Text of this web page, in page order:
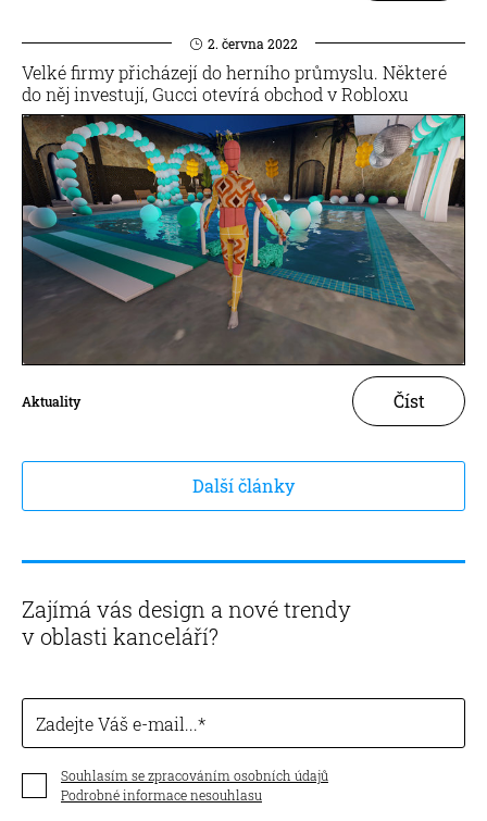
2. června 2022
Velké firmy přicházejí do herního průmyslu. Některé
do něj investují, Gucci otevírá obchod v Robloxu
Aktuality Číst
Další články
Zajímá vás design a nové trendy
v oblasti kanceláří?
Zadejte Váš e-mail...
Souhlasím se zpracováním osobních údajů
Podrobné informace nesouhlasu